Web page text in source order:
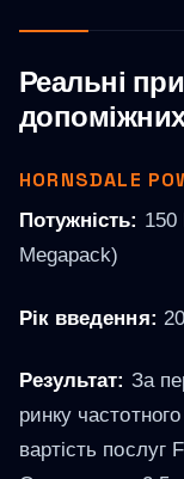
Реальні
HORNSDALE
Потужність: 150
Megapack)
Рік введення:
Результат: За
ринку
вартість послуг